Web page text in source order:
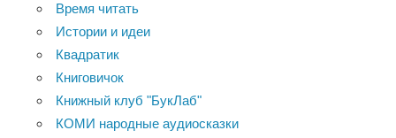
Время читать
Истории и идеи
Квадратик
Книговичок
Книжный клуб "БукЛаб"
КОМИ народные аудиосказки